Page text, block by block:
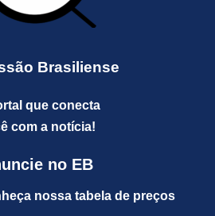
Brasiliense
que conecta
com a notícia!
no EB
nossa tabela de preços